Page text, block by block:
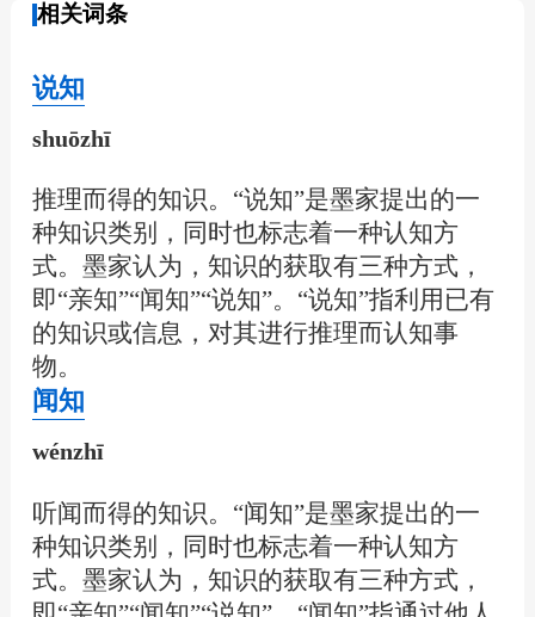
相关词条
说知
shuōzhī
推理而得的知识。“说知”是墨家提出的一
种知识类别，同时也标志着一种认知方
式。墨家认为，知识的获取有三种方式，
即“亲知”“闻知”“说知”。“说知”指利用已有
的知识或信息，对其进行推理而认知事
物。
闻知
wénzhī
听闻而得的知识。“闻知”是墨家提出的一
种知识类别，同时也标志着一种认知方
式。墨家认为，知识的获取有三种方式，